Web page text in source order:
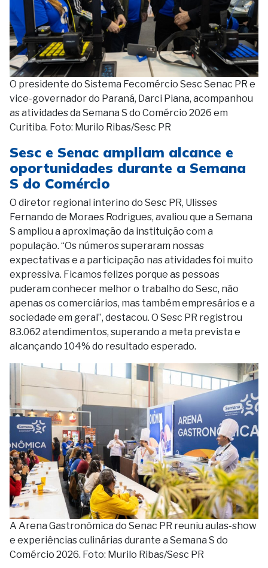
O presidente do Sistema Fecomércio Sesc Senac PR e
vice-governador do Paraná, Darci Piana, acompanhou
as atividades da Semana S do Comércio 2026 em
Curitiba. Foto: Murilo Ribas/Sesc PR
Sesc e Senac ampliam alcance e
oportunidades durante a Semana
S do Comércio
O diretor regional interino do Sesc PR, Ulisses
Fernando de Moraes Rodrigues, avaliou que a Semana
S ampliou a aproximação da instituição com a
população. “Os números superaram nossas
expectativas e a participação nas atividades foi muito
expressiva. Ficamos felizes porque as pessoas
puderam conhecer melhor o trabalho do Sesc, não
apenas os comerciários, mas também empresários e a
sociedade em geral”, destacou. O Sesc PR registrou
83.062 atendimentos, superando a meta prevista e
alcançando 104% do resultado esperado.
A Arena Gastronômica do Senac PR reuniu aulas-show
e experiências culinárias durante a Semana S do
Comércio 2026. Foto: Murilo Ribas/Sesc PR